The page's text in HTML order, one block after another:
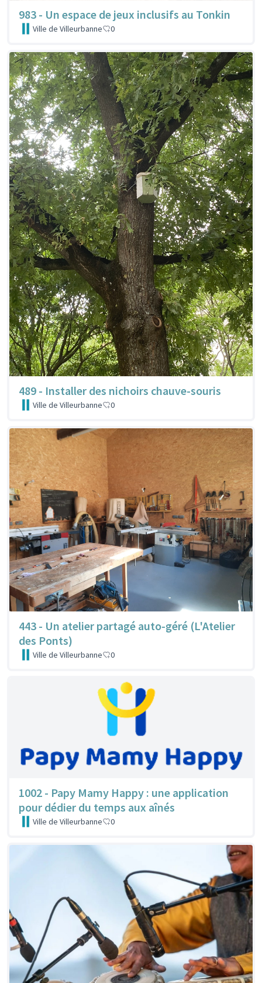
983 - Un espace de jeux inclusifs au Tonkin
Ville de Villeurbanne 0
489 - Installer des nichoirs chauve-souris
Ville de Villeurbanne 0
443 - Un atelier partagé auto-géré (L'Atelier
des Ponts)
Ville de Villeurbanne 0
1002 - Papy Mamy Happy : une application
pour dédier du temps aux aînés
Ville de Villeurbanne 0